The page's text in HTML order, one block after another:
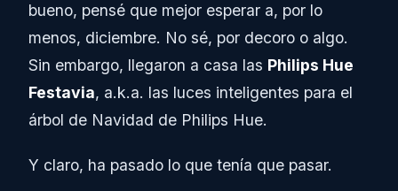
bueno, pensé que mejor esperar a, por lo
menos, diciembre. No sé, por decoro o algo.
Sin embargo, llegaron a casa las Philips Hue
Festavia, a.k.a. las luces inteligentes para el
árbol de Navidad de Philips Hue.
Y claro, ha pasado lo que tenía que pasar.